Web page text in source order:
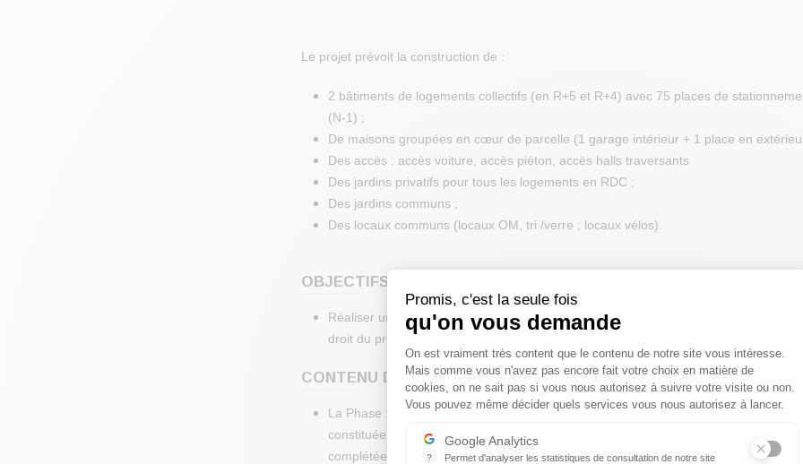
Le projet prévoit la construction de :
2 bâtiments de logements collectifs (en R+5 et R+4) avec 75 places de
(N-1) ;
De maisons groupées en cœur de parcelle (1 garage intérieur + 1 place en
Des accès : accès voiture, accès piéton, accès halls traversants
Des jardins privatifs pour tous les logements en RDC ;
Des jardins communs ;
Des locaux communs (locaux OM, tri /verre ; locaux vélos).
OBJECTIFS :
Réaliser un audit environnemental des sols afin d’obtenir des informations sur
droit du projet.
CONTENU DE LA MISSION :
La Phase 1 (mission « INFOS» comportant notamment les prestations A100, A110,
constituée d’une recherche documentaire basée sur des informations disponibles
complétée par une visite de terrain.
Promis, c'est la seule fois
qu'on vous demande
Plateforme de Gestion du
On est vraiment très content que le contenu de notre site vous intéresse.
Mais comme vous n'avez pas encore fait votre choix en matière de
cookies, on ne sait pas si vous nous autorisez à suivre votre visite ou non.
Vous pouvez même décider quels services vous nous autorisez à lancer.
?
Google Analytics
Permet d'analyser les statistiques de consultation de notre site